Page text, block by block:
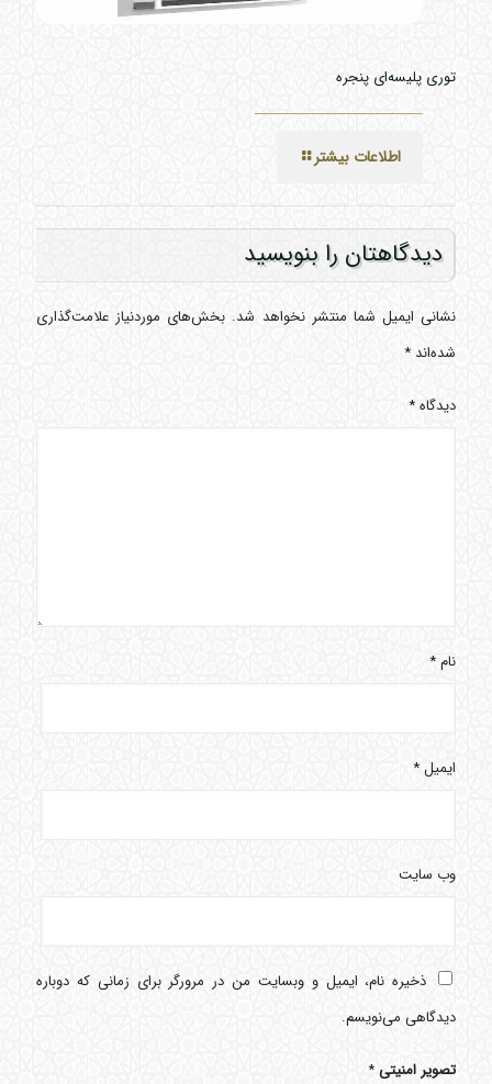
توری پلیسه‌ای پنجره
اطلاعات بیشتر
دیدگاهتان را بنویسید
نشانی ایمیل شما منتشر نخواهد شد. بخش‌های موردنیاز علامت‌گذاری
شده‌اند *
دیدگاه*
نام*
ایمیل*
وب‌ سایت
ذخیره نام، ایمیل و وبسایت من در مرورگر برای زمانی که دوباره
دیدگاهی می‌نویسم.
تصویر امنیتی*